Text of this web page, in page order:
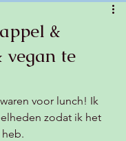
&
vegan te
voor lunch! Ik
zodat ik het